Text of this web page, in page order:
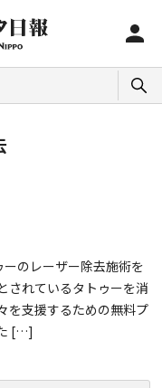
のレーザー除去施術を
されているタトゥーを消
を支援するための無料プ
[…]